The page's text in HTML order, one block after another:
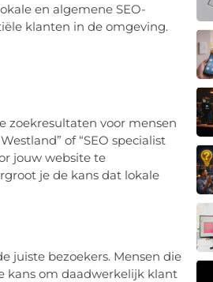
en algemene SEO-
klanten in de omgeving.
zoekresultaten voor mensen
of “SEO specialist
jouw website te
je de kans dat lokale
juiste bezoekers. Mensen die
kans om daadwerkelijk klant